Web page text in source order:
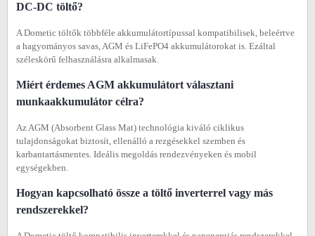
DC-DC töltő?
A Dometic töltők többféle akkumulátortípussal kompatibilisek, beleértve
a hagyományos savas, AGM és LiFePO4 akkumulátorokat is. Ezáltal
széleskörű felhasználásra alkalmasak.
Miért érdemes AGM akkumulátort választani
munkaakkumulátor célra?
Az AGM (Absorbent Glass Mat) technológia kiváló ciklikus
tulajdonságokat biztosít, ellenálló a rezgésekkel szemben és
karbantartásmentes. Ideális megoldás rendezvényeken és mobil
egységekben.
Hogyan kapcsolható össze a töltő inverterrel vagy más
rendszerekkel?